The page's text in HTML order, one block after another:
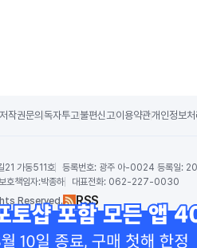
저작권문의 독자투고불편신고이용약관개인정보
21 가동511호 등록번호: 광주 아-0024 등록일:
호책임자:박종하 대표전화: 062-227-0030
Reserved. RSS